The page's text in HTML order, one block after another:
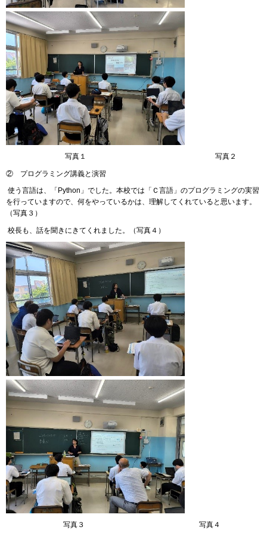
写真１ 写真２
② プログラミング講義と演習
使う言語は、「Python」でした。本校では「Ｃ言語」のプログラミングの実習
を行っていますので、何をやっているかは、理解してくれていると思います。
（写真３）
校長も、話を聞きにきてくれました。（写真４）
写真３ 写真４